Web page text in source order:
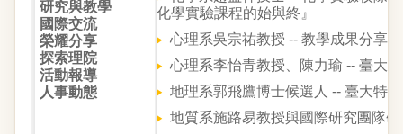
研究與教學
國際交流
榮耀分享
探索理院
活動報導
人事動態
化學實驗課程的始與終』
心理系吳宗祐教授 -- 教學成果分享
心理系李怡青教授、陳力瑜 -- 臺大
地理系郭飛鷹博士候選人 -- 臺大特
地質系施路易教授與國際研究團隊